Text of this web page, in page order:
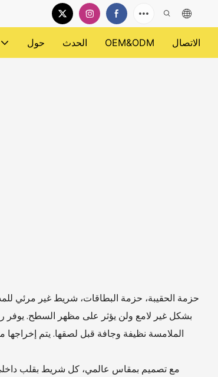
حول الحدث OEM&ODM الاتصال
حزمة الحقيبة، حزمة البطاقات، شريط غير مرئي
الملامسة نظيفة وجافة قبل لصقها. يتم